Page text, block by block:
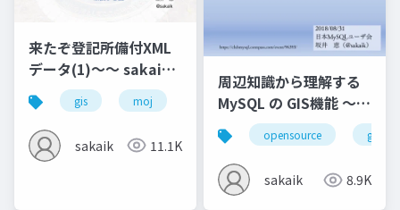
来たぞ登記所備付XML
データ(1)～～ sakaik
がこれまでに知った範
囲の情報と見てきたフ
ァイルフォーマットに
ついて解説する回
gis moj map xml
sakaik 11.1K
周辺知識から理解する
MySQL の GIS機能 ～
ClubMySQL #4
opensource gis
sakaik 8.9K